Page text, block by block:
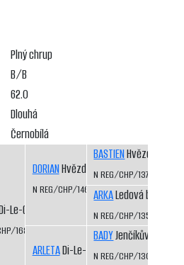
Plný chrup
B/B
62.0
Dlouhá
Černobílá
Le-Grej
1686/13/15
DORIANHvězda Vysočiny
N REG/CHP/1461/07/10
ARLETADi-Le-Grej
BASTIENHvězda
N REG/CHP/1375/05/07
ARKALedová bouře
N REG/CHP/1352/04/06
BADYJenčíkův les
N REG/CHP/1308/03/